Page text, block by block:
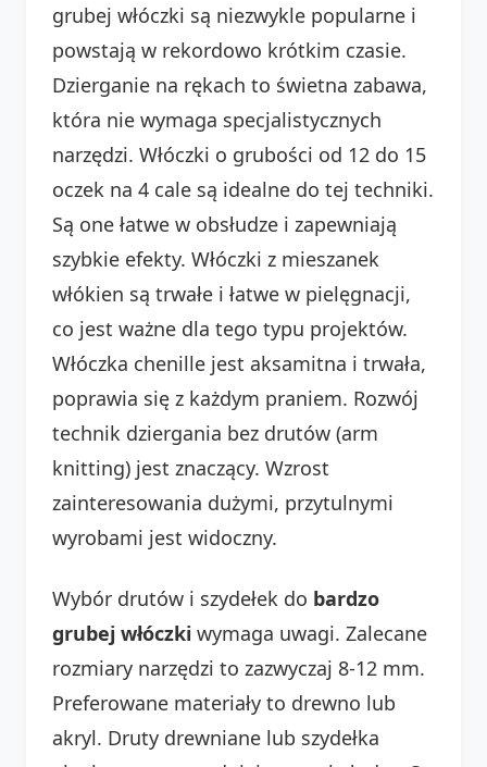
grubej włóczki są niezwykle popularne i
powstają w rekordowo krótkim czasie.
Dzierganie na rękach to świetna zabawa,
która nie wymaga specjalistycznych
narzędzi. Włóczki o grubości od 12 do 15
oczek na 4 cale są idealne do tej techniki.
Są one łatwe w obsłudze i zapewniają
szybkie efekty. Włóczki z mieszanek
włókien są trwałe i łatwe w pielęgnacji,
co jest ważne dla tego typu projektów.
Włóczka chenille jest aksamitna i trwała,
poprawia się z każdym praniem. Rozwój
technik dziergania bez drutów (arm
knitting) jest znaczący. Wzrost
zainteresowania dużymi, przytulnymi
wyrobami jest widoczny.
Wybór drutów i szydełek do bardzo
grubej włóczki wymaga uwagi. Zalecane
rozmiary narzędzi to zazwyczaj 8-12 mm.
Preferowane materiały to drewno lub
akryl. Druty drewniane lub szydełka